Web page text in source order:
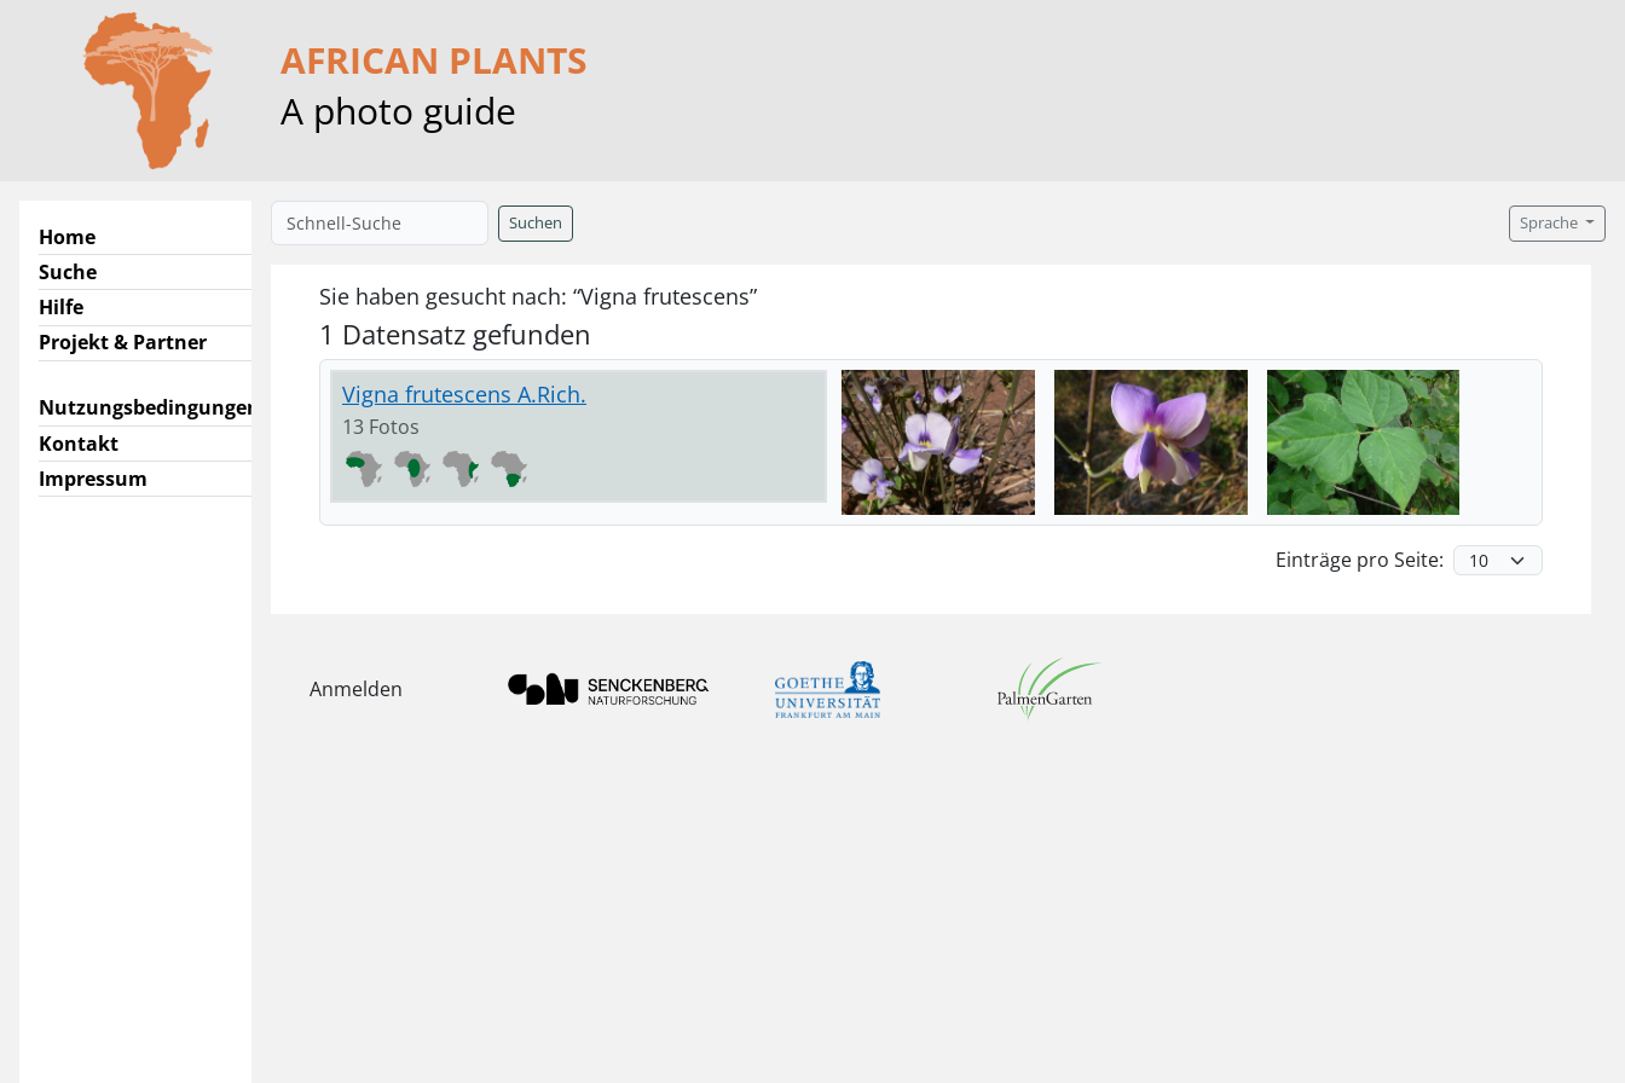
AFRICAN PLANTS
A photo guide
Home
Suche
Hilfe
Projekt & Partner
Nutzungsbedingungen
Kontakt
Impressum
Suchen Sprache
Sie haben gesucht nach: “Vigna frutescens”
1 Datensatz gefunden
Vigna frutescens A.Rich.
13 Fotos
Einträge pro Seite:
Anmelden